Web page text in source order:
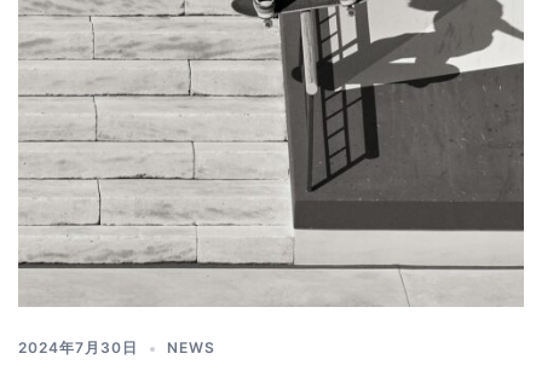
2024年7月30日 NEWS